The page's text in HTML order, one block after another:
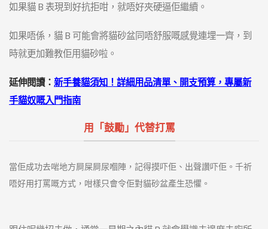
如果貓 B 表現到好抗拒咁，就唔好夾硬逼佢繼續。
如果唔係，貓 B 可能會將貓砂盆同唔舒服嘅感覺連埋一齊，到
時就更加難教佢用貓砂啦。
延伸閱讀： 新手養貓須知！詳細用品清單、開支預算，專屬新
手貓奴嘅入門指南
用「鼓勵」代替打罵
當佢成功去啱地方屙屎屙尿嗰陣，記得摸吓佢、出聲讚吓佢。千祈
唔好用打罵嘅方式，咁樣只會令佢對貓砂盆產生恐懼。